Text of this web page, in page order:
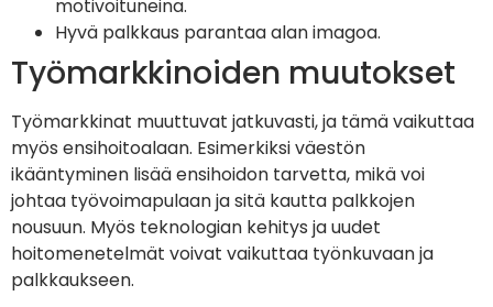
motivoituneina.
Hyvä palkkaus parantaa alan imagoa.
Työmarkkinoiden muutokset
Työmarkkinat muuttuvat jatkuvasti, ja tämä vaikuttaa
myös ensihoitoalaan. Esimerkiksi väestön
ikääntyminen lisää ensihoidon tarvetta, mikä voi
johtaa työvoimapulaan ja sitä kautta palkkojen
nousuun. Myös teknologian kehitys ja uudet
hoitomenetelmät voivat vaikuttaa työnkuvaan ja
palkkaukseen.